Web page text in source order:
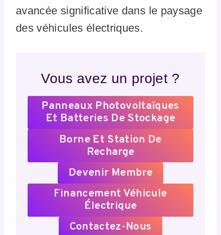
avancée significative dans le paysage
des véhicules électriques.
Vous avez un projet ?
Panneaux Photovoltaïques
Et Batteries De Stockage
Borne Et Station De
Recharge
Devenir Membre
Financement Véhicule
Électrique
Contactez-Nous